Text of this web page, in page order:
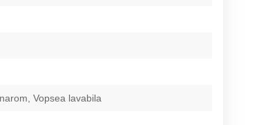
Vopsea lavabila